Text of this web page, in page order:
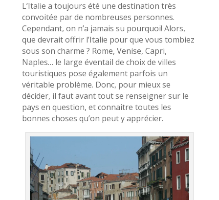
L’Italie a toujours été une destination très
convoitée par de nombreuses personnes.
Cependant, on n’a jamais su pourquoi! Alors,
que devrait offrir l’Italie pour que vous tombiez
sous son charme ? Rome, Venise, Capri,
Naples… le large éventail de choix de villes
touristiques pose également parfois un
véritable problème. Donc, pour mieux se
décider, il faut avant tout se renseigner sur le
pays en question, et connaitre toutes les
bonnes choses qu’on peut y apprécier.